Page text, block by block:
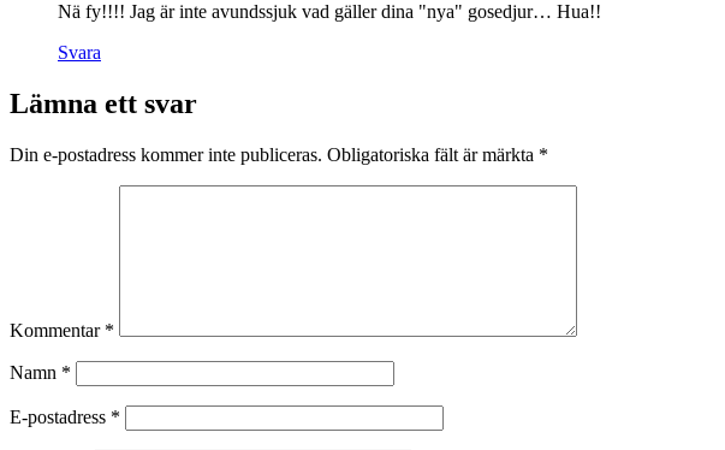
Nä fy!!!! Jag är inte avundssjuk vad gäller dina "nya" gosedjur… Hua!!
Svara
Lämna ett svar
Din e-postadress kommer inte publiceras. Obligatoriska fält är märkta *
Kommentar *
Namn *
E-postadress *